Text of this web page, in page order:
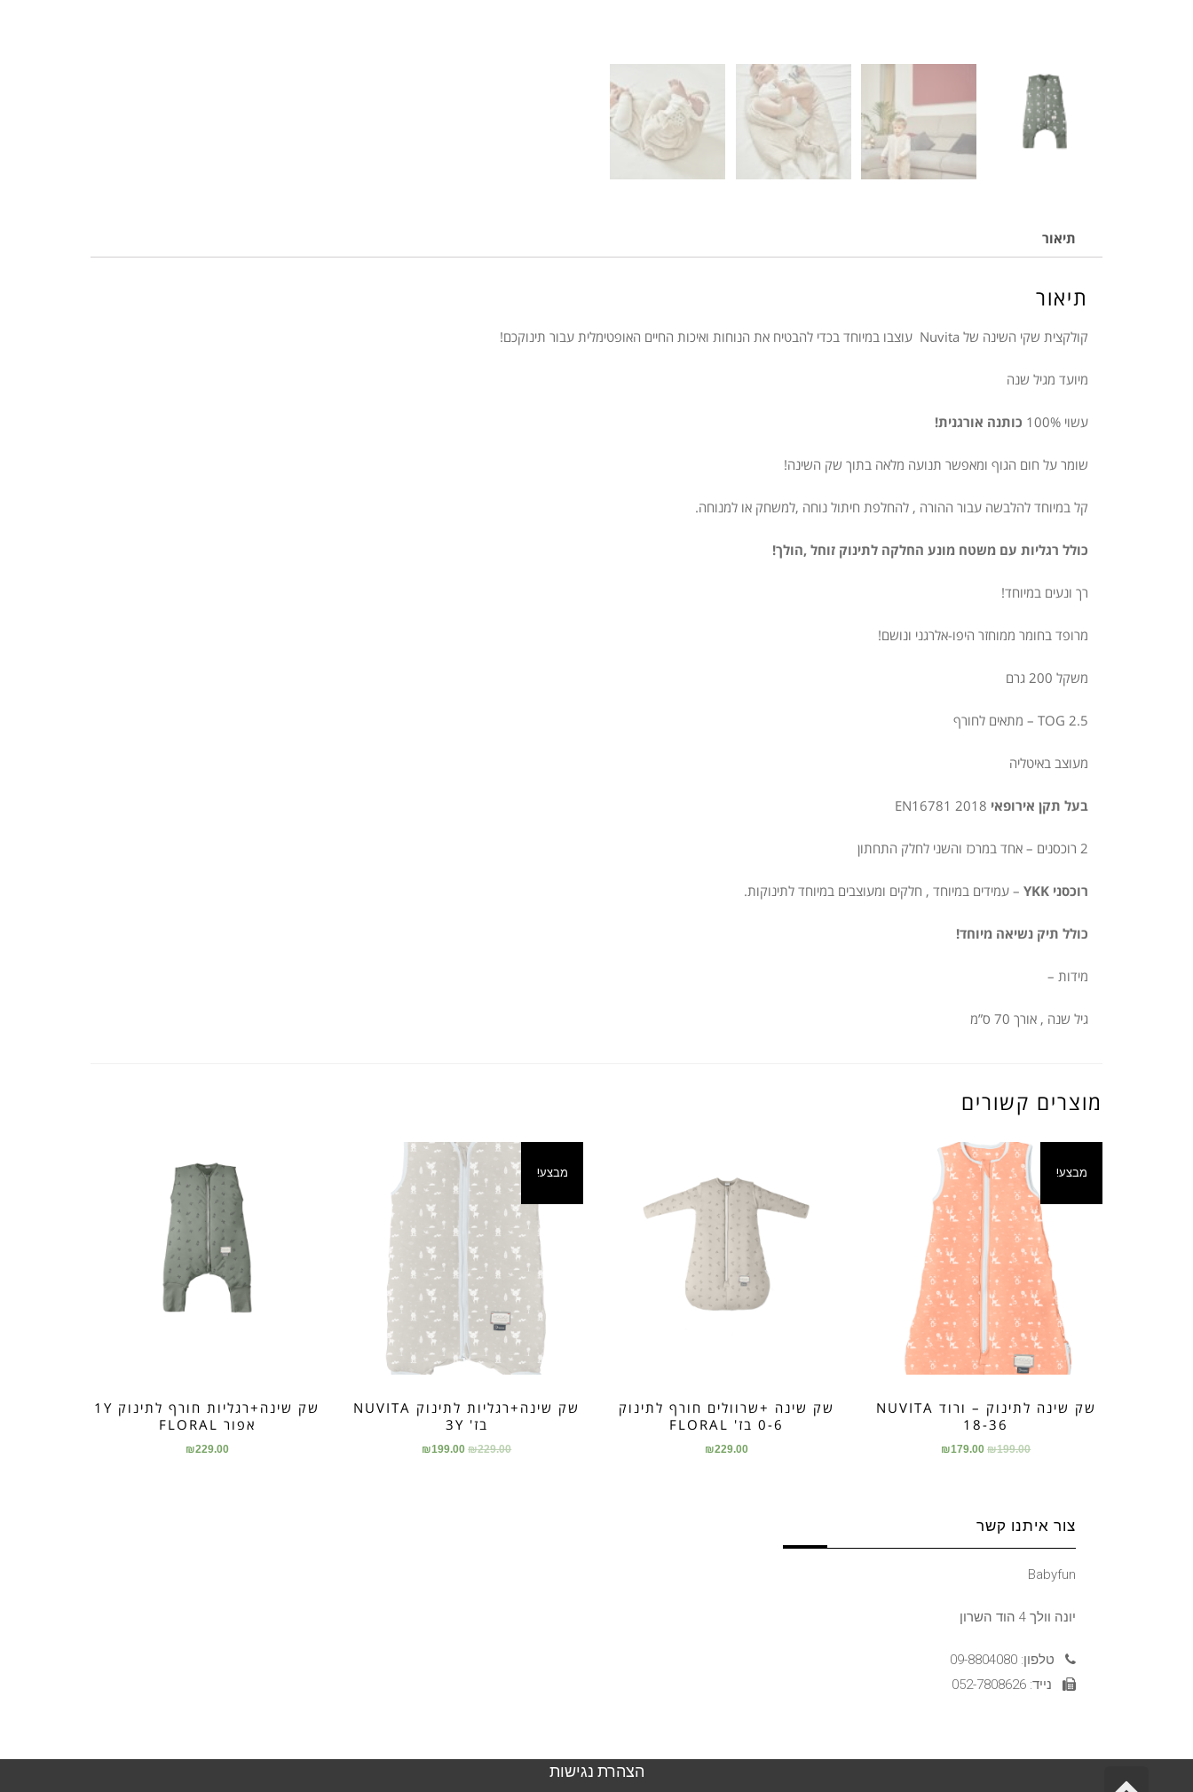
תיאור
תיאור
קולקצית שקי השינה של Nuvita עוצבו במיוחד בכדי להבטיח את הנוחות ואיכות החיים האופטימלית עבור תינוקכם!
מיועד מגיל שנה
עשוי 100% כותנה אורגנית!
שומר על חום הגוף ומאפשר תנועה מלאה בתוך שק השינה!
קל במיוחד להלבשה עבור ההורה , להחלפת חיתול נוחה ,למשחק או למנוחה.
כולל רגליות עם משטח מונע החלקה לתינוק זוחל ,הולך!
רך ונעים במיוחד!
מרופד בחומר ממוחזר היפו-אלרגני ונושם!
משקל 200 גרם
TOG 2.5 – מתאים לחורף
מעוצב באיטליה
בעל תקן אירופאי
2 רוכסנים – אחד במרכז והשני לחלק התחתון
רוכסני YKK – עמידים במיוחד , חלקים ומעוצבים במיוחד לתינוקות.
כולל תיק נשיאה מיוחד!
מידות –
גיל שנה , אורך 70 ס”מ
מוצרים קשורים
מבצע!
שק שינה לתינוק – ורוד NUVITA
18-36
₪199.00
₪179.00
שק שינה +שרוולים חורף לתינוק
0-6 בז' FLORAL
₪229.00
מבצע!
שק שינה+רגליות לתינוק NUVITA
בז' 3Y
₪229.00
₪199.00
שק שינה+רגליות חורף לתינוק 1Y
אפור FLORAL
₪229.00
צור איתנו קשר
Babyfun
יונה וולך 4 הוד השרון
טלפון: 09-8804080
נייד: 052-7808626
הצהרת נגישות